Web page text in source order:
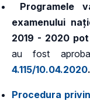
Programele
examenului
2019 - 2020
au fost
4.115/10.04.2020.
Procedura